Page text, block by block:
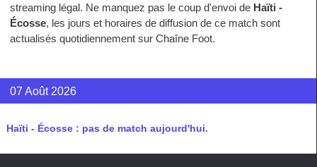
streaming légal. Ne manquez pas le coup d'envoi de Haïti -
Écosse, les jours et horaires de diffusion de ce match sont
actualisés quotidiennement sur Chaîne Foot.
07 Août 2026
Haïti - Écosse : pas de match aujourd'hui.